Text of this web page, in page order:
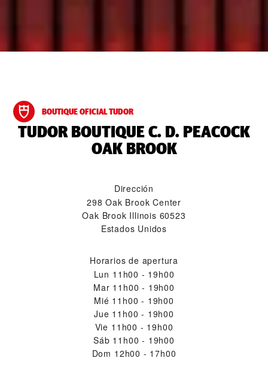
BOUTIQUE OFICIAL TUDOR
‭TUDOR BOUTIQUE C. D. PEACOCK
OAK BROOK‬
Dirección
298 Oak Brook Center
Oak Brook Illinois 60523
Estados Unidos
Horarios de apertura
Lun 11h00 - 19h00
Mar 11h00 - 19h00
Mié 11h00 - 19h00
Jue 11h00 - 19h00
Vie 11h00 - 19h00
Sáb 11h00 - 19h00
Dom 12h00 - 17h00